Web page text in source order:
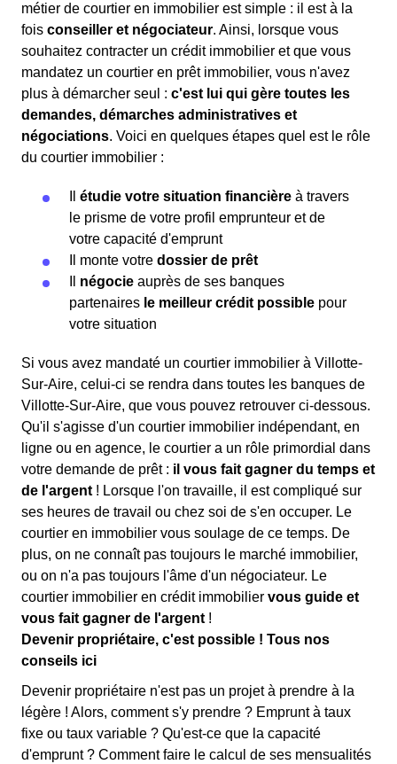
métier de courtier en immobilier est simple : il est à la
fois conseiller et négociateur. Ainsi, lorsque vous
souhaitez contracter un crédit immobilier et que vous
mandatez un courtier en prêt immobilier, vous n'avez
plus à démarcher seul : c'est lui qui gère toutes les
demandes, démarches administratives et
négociations. Voici en quelques étapes quel est le rôle
du courtier immobilier :
étudie votre situation financière à travers
le prisme de votre profil emprunteur et de
votre capacité d'emprunt
Il monte votre dossier de prêt
négocie auprès de ses banques
partenaires le meilleur crédit possible pour
votre situation
Si vous avez mandaté un courtier immobilier à Villotte-
Sur-Aire, celui-ci se rendra dans toutes les banques de
Villotte-Sur-Aire, que vous pouvez retrouver ci-dessous.
Qu'il s'agisse d'un courtier immobilier indépendant, en
ligne ou en agence, le courtier a un rôle primordial dans
votre demande de prêt : il vous fait gagner du temps et
de l'argent ! Lorsque l'on travaille, il est compliqué sur
ses heures de travail ou chez soi de s'en occuper. Le
courtier en immobilier vous soulage de ce temps. De
plus, on ne connaît pas toujours le marché immobilier,
ou on n'a pas toujours l'âme d'un négociateur. Le
courtier immobilier en crédit immobilier vous guide et
vous fait gagner de l'argent !
Devenir propriétaire, c'est possible ! Tous nos
conseils ici
Devenir propriétaire n'est pas un projet à prendre à la
légère ! Alors, comment s'y prendre ? Emprunt à taux
fixe ou taux variable ? Qu'est-ce que la capacité
d'emprunt ? Comment faire le calcul de ses mensualités